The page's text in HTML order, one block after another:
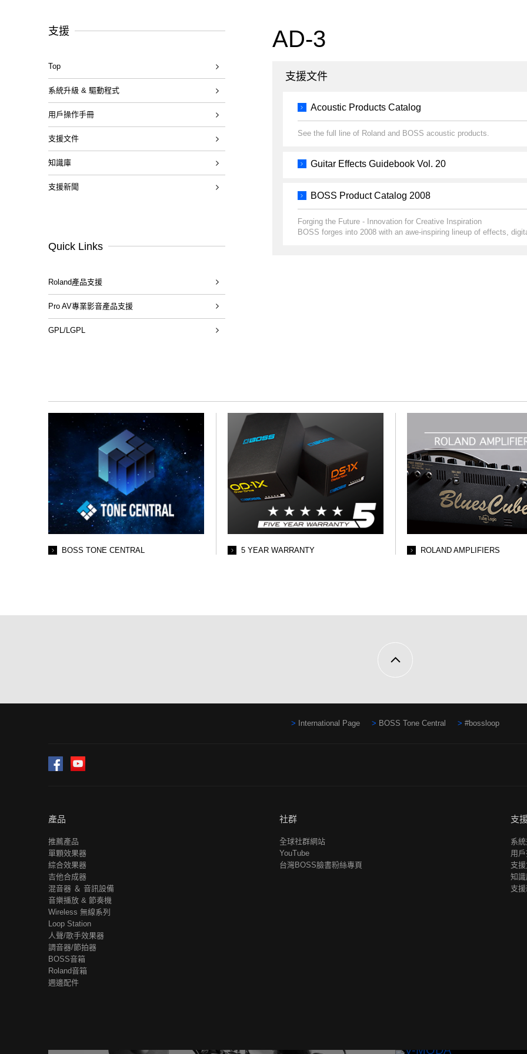
AD-3
支援文件
Acoustic Products Catalog
See the full line of Roland and BOSS acoustic products.
Guitar Effects Guidebook Vol. 20
BOSS Product Catalog 2008
Forging the Future - Innovation for Creative Inspiration
BOSS forges into 2008 with an awe-inspiring lineup of effects,
支援
Top
系統升級 & 驅動程式
用戶操作手冊
支援文件
知識庫
支援新聞
Quick Links
Roland產品支援
Pro AV專業影音產品支援
GPL/LGPL
BOSS TONE CENTRAL 5 YEAR WARRANTY ROLAND AMPLIFIERS
International Page BOSS Tone Central #bossloop
Facebook
產品
推薦產品
單顆效果器
綜合效果器
吉他合成器
混音器 ＆ 音訊設備
音樂播放 & 節奏機
Wireless 無線系列
Loop Station
人聲/歌手效果器
調音器/節拍器
BOSS音箱
Roland音箱
週邊配件
社群
全球社群網站
YouTube
台灣BOSS臉書粉絲專頁
支
系
用
支
知
支